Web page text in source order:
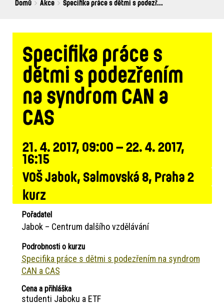
Breadcrumbs
You
Domů Akce Specifika práce s dětmi s podezř...
Specifika práce s
dětmi s podezřením
na syndrom CAN a
CAS
21. 4. 2017, 09:00 – 22. 4. 2017,
16:15
VOŠ Jabok, Salmovská 8, Praha 2
kurz
Pořadatel
Jabok – Centrum dalšího vzdělávání
Podrobnosti o kurzu
Specifika práce s dětmi s podezřením na syndrom
CAN a CAS
Cena a přihláška
studenti Jaboku a ETF